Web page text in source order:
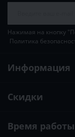
Нажимая на кнопку
Политика
Информация
Скидки
Время работы